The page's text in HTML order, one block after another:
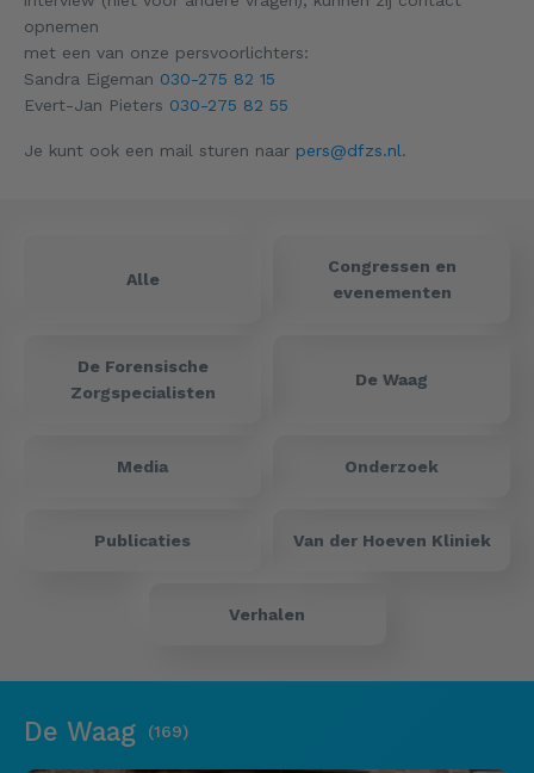
opnemen
met een van onze persvoorlichters:
Sandra Eigeman 030-275 82 15
Evert-Jan Pieters 030-275 82 55
Je kunt ook een mail sturen naar pers@dfzs.nl.
Alle
Congressen en
evenementen
De Forensische
Zorgspecialisten
De Waag
Media Onderzoek
Publicaties Van der Hoeven Kliniek
Verhalen
De Waag (169)